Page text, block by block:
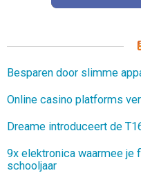
Besparen door slimme
Online casino platforms
Dreame introduceert de
9x elektronica waarmee je
schooljaar